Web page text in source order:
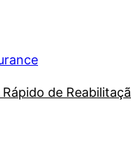
Rápido de